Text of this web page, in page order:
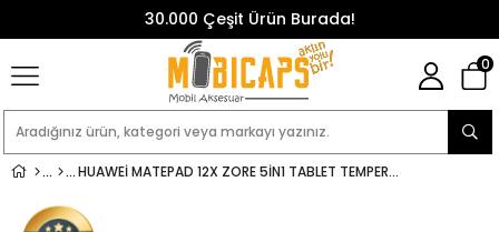
30.000 Çeşit Ürün Burada!
0
HUAWEI MATEPAD 12X ZORE 5IN1 TABLET TEMPERLI CAM EKRAN KORUYUCU